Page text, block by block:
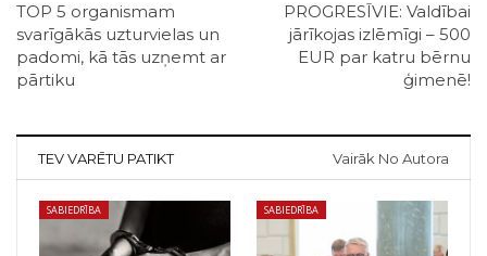
TOP 5 organismam
svarīgākās uzturvielas un
padomi, kā tās uzņemt ar
pārtiku
PROGRESĪVIE: Valdībai
jārīkojas izlēmīgi – 500
EUR par katru bērnu
ģimenē!
TEV VARĒTU PATIKT Vairāk No Autora
SABIEDRĪBA SABIEDRĪBA